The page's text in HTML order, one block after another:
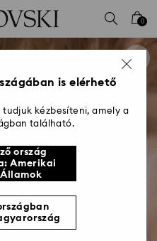
0
is elérhető
tudjuk kézbesíteni, amely a
található.
ország
Amerikai
Államok